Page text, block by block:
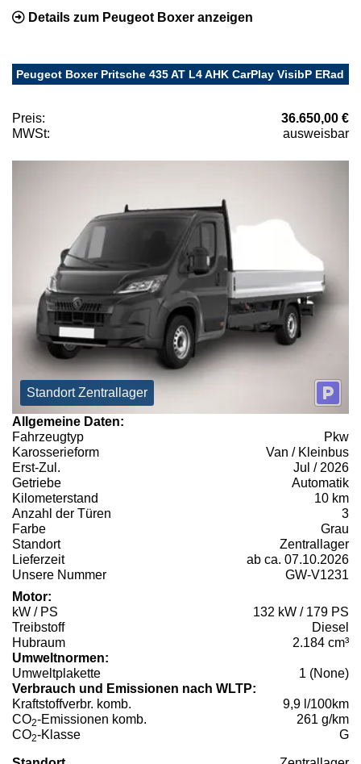
Details zum Peugeot Boxer anzeigen
Peugeot Boxer Pritsche 435 AT L4 AHK CarPlay VisibP ERad
Preis:
36.650,00 €
MWSt:
ausweisbar
Standort Zentrallager
Allgemeine Daten:
Fahrzeugtyp
Pkw
Karosserieform
Van / Kleinbus
Erst-Zul.
Jul / 2026
Getriebe
Automatik
Kilometerstand
10 km
Anzahl der Türen
3
Farbe
Grau
Standort
Zentrallager
Lieferzeit
ab ca. 07.10.2026
Unsere Nummer
GW-V1231
Motor:
kW / PS
132 kW / 179 PS
Treibstoff
Diesel
Hubraum
2.184 cm³
Umweltnormen:
Umweltplakette
1 (None)
Verbrauch und Emissionen nach WLTP:
Kraftstoffverbr. komb.
9,9 l/100km
CO2-Emissionen komb.
261 g/km
CO2-Klasse G